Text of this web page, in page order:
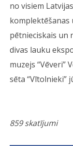
no visiem
komplektēšanas
pētnieciskais un
divas lauku
muzejs “Vēveri”
sēta “Vītolnieki”
859 skatījumi